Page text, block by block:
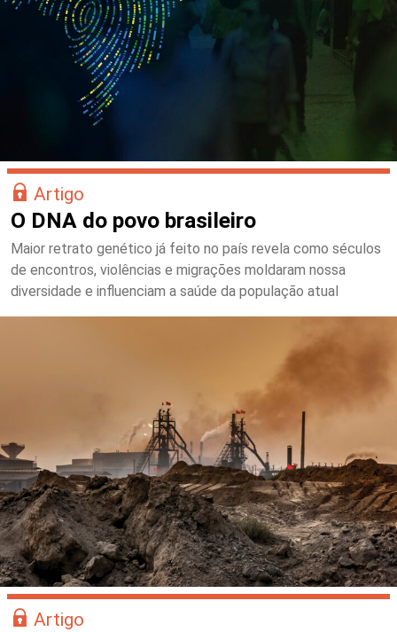
Artigo
O DNA do povo brasileiro
Maior retrato genético já feito no país revela como séculos
de encontros, violências e migrações moldaram nossa
diversidade e influenciam a saúde da população atual
Artigo